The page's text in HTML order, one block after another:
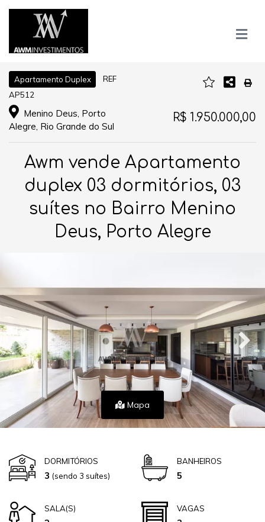
Apartamento Duplex
REF
AP512
Menino Deus, Porto
Alegre, Rio Grande do Sul
R$ 1.950.000,00
Awm vende Apartamento
duplex 03 dormitórios, 03
suítes no Bairro Menino
Deus, Porto Alegre
Mapa
DORMITÓRIOS
3 (sendo 3 suítes)
BANHEIROS
5
SALA(S) VAGAS